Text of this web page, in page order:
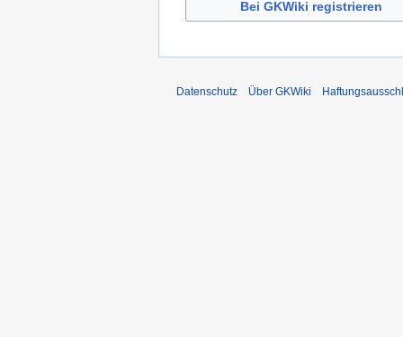
Bei GKWiki registrieren
Datenschutz Über GKWiki